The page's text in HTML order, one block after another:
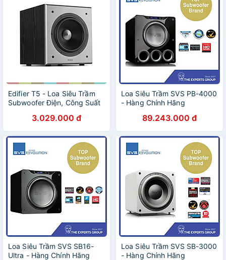
Edifier T5 - Loa Siêu Trầm
Subwoofer Điện, Công Suất
3.029.000 đ
Loa Siêu Trầm SVS PB-4000
- Hàng Chính Hãng
89.243.000 đ
Loa Siêu Trầm SVS SB16-
Ultra - Hàng Chính Hãng
Loa Siêu Trầm SVS SB-3000
- Hàng Chính Hãng